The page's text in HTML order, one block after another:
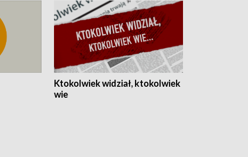
Ktokolwiek widział, ktokolwiek
wie